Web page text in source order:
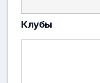
Клубы